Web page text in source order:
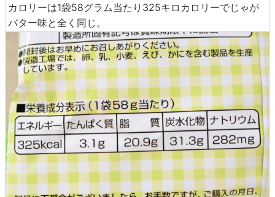
カロリーは1袋58グラム当たり325キロカロリーでじゃが
バター味と全く同じ。